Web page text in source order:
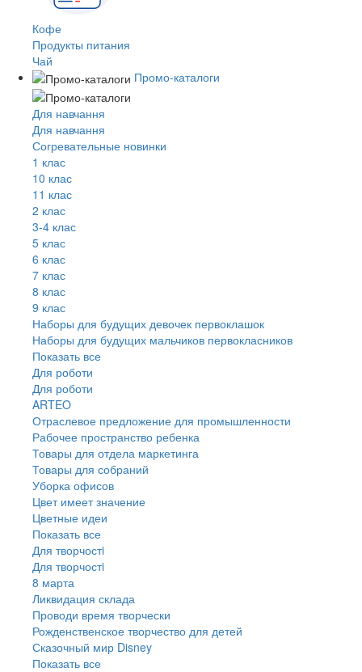
Кофе
Продукты питания
Чай
Промо-каталоги
Для навчання
Для навчання
Согревательные новинки
1 клас
10 клас
11 клас
2 клас
3-4 клас
5 клас
6 клас
7 клас
8 клас
9 клас
Наборы для будущих девочек первоклашок
Наборы для будущих мальчиков первокласников
Показать все
Для роботи
Для роботи
ARTEO
Отраслевое предложение для промышленности
Рабочее пространство ребенка
Товары для отдела маркетинга
Товары для собраний
Уборка офисов
Цвет имеет значение
Цветные идеи
Показать все
Для творчостi
Для творчостi
8 марта
Ликвидация склада
Проводи время творчески
Рожденственское творчество для детей
Сказочный мир Disney
Показать все